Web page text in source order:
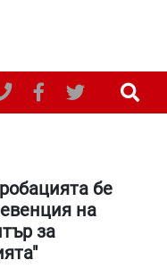
бе
на
за